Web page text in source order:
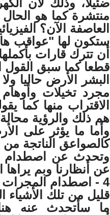
ضئيلا، وذلك لأن
منتشرة كما هو
العاصفة الآن؟
ستكون لها "عواقب
أن تترك قارات
قطعا كما سبق
البشر الأرض حاليا
مجرد تخيلات
الاقتراب منها كما
هم ذلك والرؤية
وأما ما يؤثر على
كالصواعق الناتجة
وتحدث عن اصطدام
عن أنظارنا وبم
4 - اصطدام المجرات
قليل من تلك الأشياء
ما سأتحدث عنه